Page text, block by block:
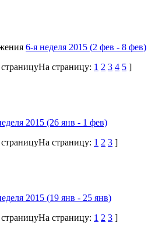
6-я неделя 2015 (2 фев - 8 фев)
На страницу: 1 2 3 4 5 ]
2015 (26 янв - 1 фев)
На страницу: 1 2 3 ]
2015 (19 янв - 25 янв)
На страницу: 1 2 3 ]